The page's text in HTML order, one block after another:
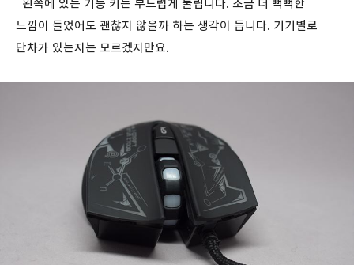
왼쪽에 있는 기능 키는 부드럽게 눌립니다. 조금 더 뻑뻑한
느낌이 들었어도 괜찮지 않을까 하는 생각이 듭니다. 기기별로
단차가 있는지는 모르겠지만요.